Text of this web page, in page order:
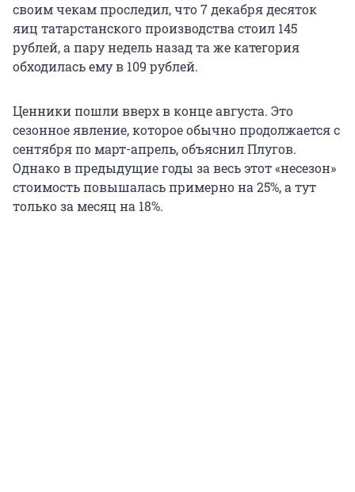
своим чекам проследил, что 7 декабря десяток
яиц татарстанского производства стоил 145
рублей, а пару недель назад та же категория
обходилась ему в 109 рублей.
Ценники пошли вверх в конце августа. Это
сезонное явление, которое обычно продолжается с
сентября по март-апрель, объяснил Плугов.
Однако в предыдущие годы за весь этот «несезон»
стоимость повышалась примерно на 25%, а тут
только за месяц на 18%.